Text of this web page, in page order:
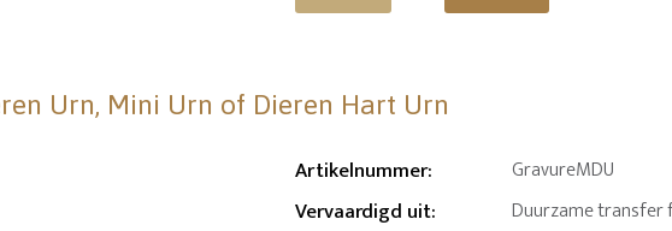
Urn, Mini Urn of Dieren Hart Urn
Artikelnummer: GravureMDU
Vervaardigd uit: Duurzame